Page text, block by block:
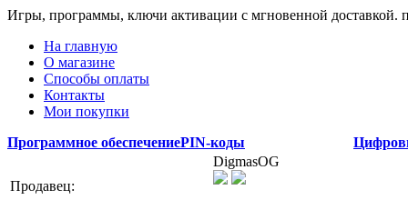
Игры, программы, ключи активации с мгновенной доставкой.
На главную
О магазине
Способы оплаты
Контакты
Мои покупки
Программное обеспечениеPIN-коды
Продавец:
DigmasOG